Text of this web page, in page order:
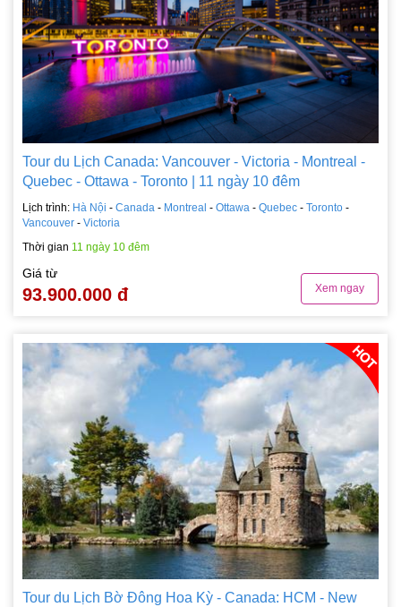
Tour du Lịch Canada: Vancouver - Victoria - Montreal -
Quebec - Ottawa - Toronto | 11 ngày 10 đêm
Lịch trình: Hà Nội - Canada - Montreal - Ottawa - Quebec - Toronto -
Vancouver - Victoria
Thời gian 11 ngày 10 đêm
Giá từ
93.900.000 đ Xem ngay
Tour du Lịch Bờ Đông Hoa Kỳ - Canada: HCM - New